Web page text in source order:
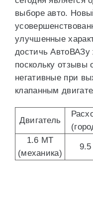
выборе авто.
улучшенные
достичь АвтоВАЗу
поскольку отзывы
негативные при
клапанным
Двигатель
1.6 MT
(механика)
9.5